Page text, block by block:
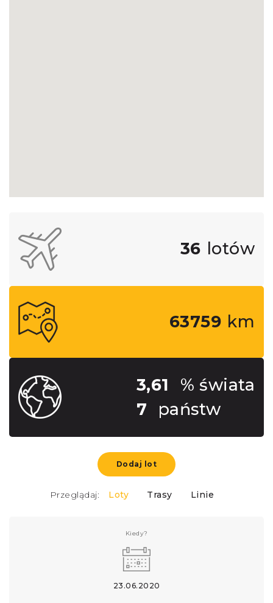
36 lotów
63759 km
3,61
% świata
7
państw
Dodaj lot
Przeglądaj: Loty Trasy Linie
Kiedy?
23.06.2020